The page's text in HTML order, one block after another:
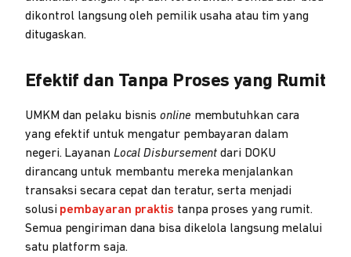
dikontrol langsung oleh pemilik usaha atau tim yang
ditugaskan.
Efektif dan Tanpa Proses yang Rumit
UMKM dan pelaku bisnisonline membutuhkan cara
yang efektif untuk mengatur pembayaran dalam
negeri. Layanan Local Disbursement dari DOKU
dirancang untuk membantu mereka menjalankan
transaksi secara cepat dan teratur, serta menjadi
solusi pembayaran praktis tanpa proses yang rumit.
Semua pengiriman dana bisa dikelola langsung melalui
satu platform saja.